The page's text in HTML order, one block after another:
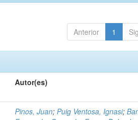
Anterior 1
Autor(es)
Pinos, Juan;Puig Ventosa, Ignasi;